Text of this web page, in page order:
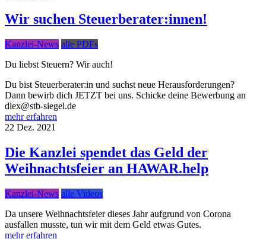
Wir suchen Steuerberater:innen!
Kanzlei-News alle PDFs
Du liebst Steuern? Wir auch!
Du bist Steuerberater:in und suchst neue Herausforderungen?
Dann bewirb dich JETZT bei uns. Schicke deine Bewerbung an
dlex@stb-siegel.de
mehr erfahren
22 Dez. 2021
Die Kanzlei spendet das Geld der
Weihnachtsfeier an HAWAR.help
Kanzlei-News alle Videos
Da unsere Weihnachtsfeier dieses Jahr aufgrund von Corona
ausfallen musste, tun wir mit dem Geld etwas Gutes.
mehr erfahren